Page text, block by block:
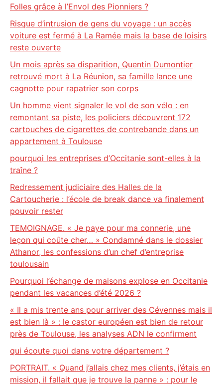
Folles grâce à l’Envol des Pionniers ?
Risque d’intrusion de gens du voyage : un accès
voiture est fermé à La Ramée mais la base de loisirs
reste ouverte
Un mois après sa disparition, Quentin Dumontier
retrouvé mort à La Réunion, sa famille lance une
cagnotte pour rapatrier son corps
Un homme vient signaler le vol de son vélo : en
remontant sa piste, les policiers découvrent 172
cartouches de cigarettes de contrebande dans un
appartement à Toulouse
pourquoi les entreprises d’Occitanie sont-elles à la
traîne ?
Redressement judiciaire des Halles de la
Cartoucherie : l’école de break dance va finalement
pouvoir rester
TEMOIGNAGE. « Je paye pour ma connerie, une
leçon qui coûte cher… » Condamné dans le dossier
Athanor, les confessions d’un chef d’entreprise
toulousain
Pourquoi l’échange de maisons explose en Occitanie
pendant les vacances d’été 2026 ?
« Il a mis trente ans pour arriver des Cévennes mais il
est bien là » : le castor européen est bien de retour
près de Toulouse, les analyses ADN le confirment
qui écoute quoi dans votre département ?
PORTRAIT. « Quand j’allais chez mes clients, j’étais en
mission, il fallait que je trouve la panne » : pour le